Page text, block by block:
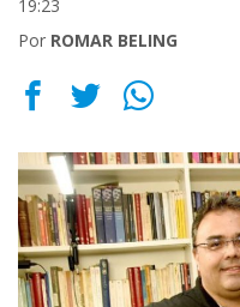
19:23
Por ROMAR BELING